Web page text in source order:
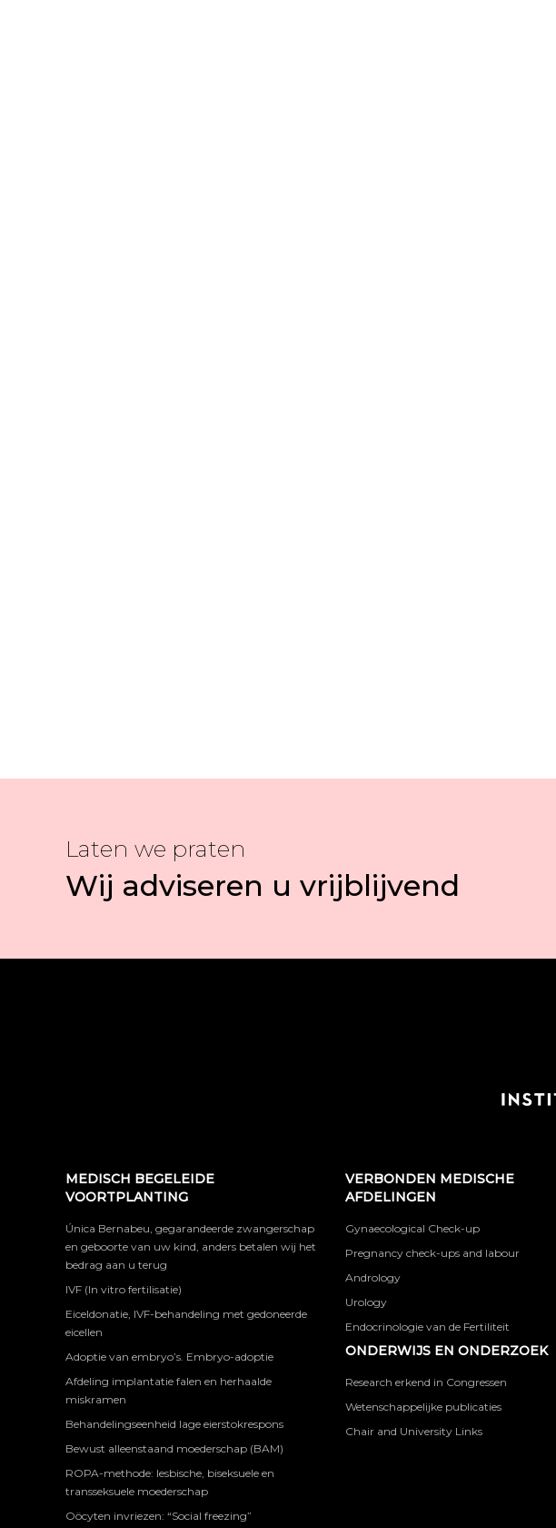
Laten we praten
Wij adviseren u vrijblijvend
MEDISCH BEGELEIDE
VOORTPLANTING
Única Bernabeu, gegarandeerde zwangerschap
en geboorte van uw kind, anders betalen wij het
bedrag aan u terug
IVF (In vitro fertilisatie)
Eiceldonatie, IVF-behandeling met gedoneerde
eicellen
Adoptie van embryo’s. Embryo-adoptie
Afdeling implantatie falen en herhaalde
miskramen
Behandelingseenheid lage eierstokrespons
Bewust alleenstaand moederschap (BAM)
ROPA-methode: lesbische, biseksuele en
transseksuele moederschap
Oöcyten invriezen: “Social freezing”
VERBONDEN MEDISCHE
AFDELINGEN
Gynaecological Check-up
Pregnancy check-ups and labour
Andrology
Urology
Endocrinologie van de Fertiliteit
ONDERWIJS EN ONDERZOEK
Research erkend in Congressen
Wetenschappelijke publicaties
Chair and University Links